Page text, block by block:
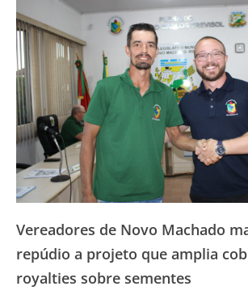
Vereadores de Novo Machado
repúdio a projeto que amplia
royalties sobre sementes